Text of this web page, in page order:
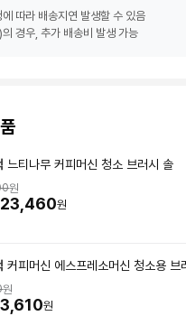
따라 배송지연 발생할 수 있음
경우, 추가 배송비 발생 가능
느티나무 커피머신 청소 브러시 솔
원
23,460원
커피머신 에스프레소머신 청소용 브
원
3,610원